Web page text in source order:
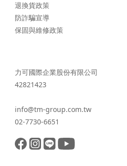
退換貨政策
防詐騙宣導
保固與維修政策
力可國際企業股份有限公司
42821423
info@tm-group.com.tw
02-7730-6651